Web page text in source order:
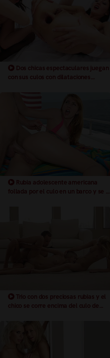
Dos chicas espectaculares juegan
con sus culos con dilataciones
Rubia adolescente americana
follada por el culo en un barco y se le
Trio con dos preciosas rubias y el
chico se corre encima del culo de